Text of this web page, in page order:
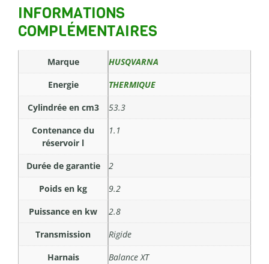
INFORMATIONS
COMPLÉMENTAIRES
Cylindrée en cm3
53.3
Contenance du
réservoir l
1.1
Durée de garantie 2
Energie THERMIQUE
Marque HUSQVARNA
Poids en kg
9.2
Puissance en kw
2.8
Transmission
Rigide
Harnais
Balance XT